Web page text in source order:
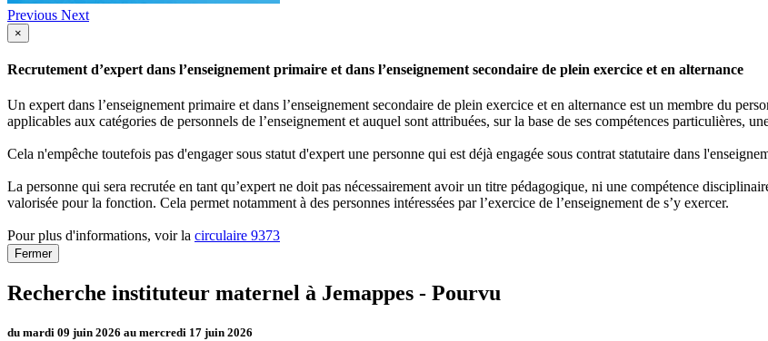
Previous Next
×
Recrutement d’expert dans l’enseignement primaire et dans l’enseignement secondaire de plein exercice et en alternance
Un expert dans l’enseignement primaire et dans l’enseignement secondaire de plein exercice et en alternance est un membre du
applicables aux catégories de personnels de l’enseignement et auquel sont attribuées, sur la base de ses compétences particulières,
Cela n'empêche toutefois pas d'engager sous statut d'expert une personne qui est déjà engagée sous contrat statutaire dans
La personne qui sera recrutée en tant qu’expert ne doit pas nécessairement avoir un titre pédagogique, ni une compétence
valorisée pour la fonction. Cela permet notamment à des personnes intéressées par l’exercice de l’enseignement de s’y exercer.
Pour plus d'informations, voir la circulaire 9373
Fermer
Recherche instituteur maternel à Jemappes - Pourvu
du mardi 09 juin 2026 au mercredi 17 juin 2026